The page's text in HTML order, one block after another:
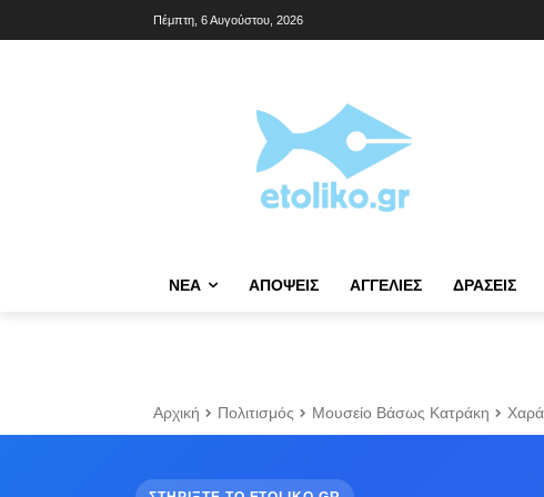
Πέμπτη, 6 Αυγούστου, 2026
NΈΑ ΑΠΌΨΕΙΣ ΑΓΓΕΛΊΕΣ ΔΡΆΣΕΙΣ
Αρχική Πολιτισμός Μουσείο Βάσως Κατράκη